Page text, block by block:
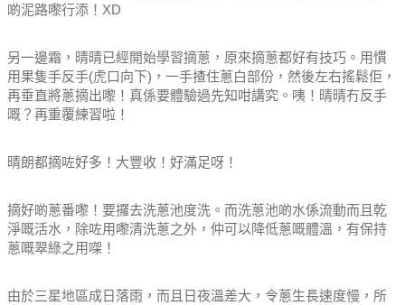
啲泥路嚟行添！XD
另一邊霜，晴晴已經開始學習摘蔥，原來摘蔥都好有技巧。用慣
用果隻手反手(虎口向下)，一手揸住蔥白部份，然後左右搖鬆佢，
再垂直將蔥摘出嚟！真係要體驗過先知咁講究。咦！晴晴冇反手
嘅？再重覆練習啦！
晴朗都摘咗好多！大豐收！好滿足呀！
摘好啲蔥番嚟！要攞去洗蔥池度洗。而洗蔥池啲水係流動而且乾
淨嘅活水，除咗用嚟清洗蔥之外，仲可以降低蔥嘅體溫，有保持
蔥嘅翠綠之用㗎！
由於三星地區成日落雨，而且日夜溫差大，令蔥生長速度慢，所